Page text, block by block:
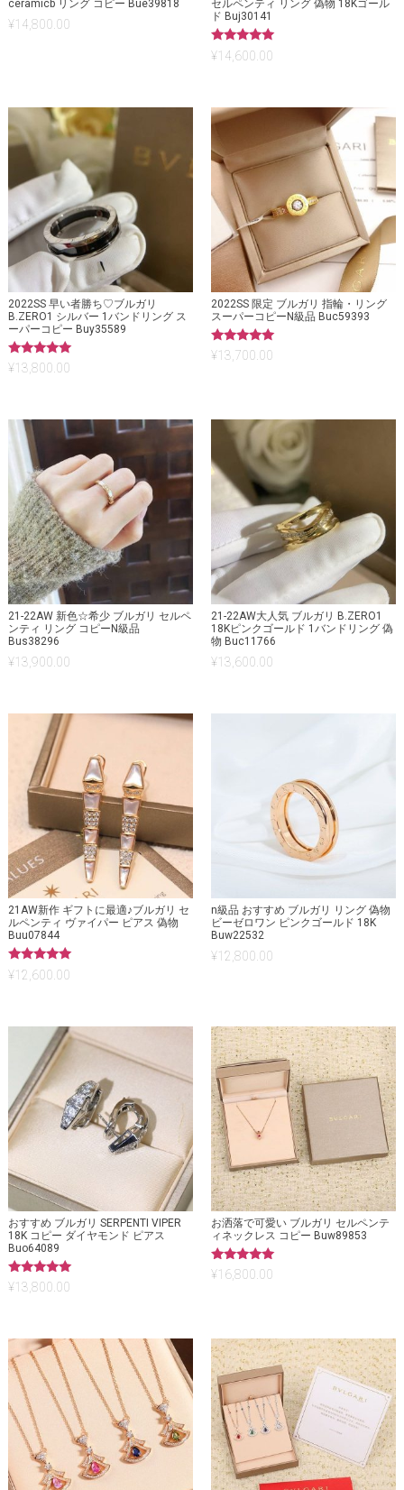
ceramicb リング コピー Bue39818
¥14,800.00
セルペンティ リング 偽物 18Kゴール
ド Buj30141
5段階中
5.00
¥14,600.00
2022SS 早い者勝ち♡ブルガリ
B.ZERO1 シルバー 1バンドリング ス
ーパーコピー Buy35589
5段階中
5.00
¥13,800.00
2022SS 限定 ブルガリ 指輪・リング
スーパーコピーN級品 Buc59393
5段階中
5.00
¥13,700.00
21-22AW 新色☆希少 ブルガリ セルペ
ンティ リング コピーN級品
Bus38296
¥13,900.00
21-22AW大人気 ブルガリ B.ZERO1
18Kピンクゴールド 1バンドリング 偽
物 Buc11766
¥13,600.00
21AW新作 ギフトに最適♪ブルガリ セ
ルペンティ ヴァイパー ピアス 偽物
Buu07844
5段階中
5.00
¥12,600.00
n級品 おすすめ ブルガリ リング 偽物
ビーゼロワン ピンクゴールド 18K
Buw22532
¥12,800.00
おすすめ ブルガリ SERPENTI VIPER
18K コピー ダイヤモンド ピアス
Buo64089
5段階中
5.00
¥13,800.00
お洒落で可愛い ブルガリ セルペンテ
ィネックレス コピー Buw89853
5段階中
5.00
¥16,800.00